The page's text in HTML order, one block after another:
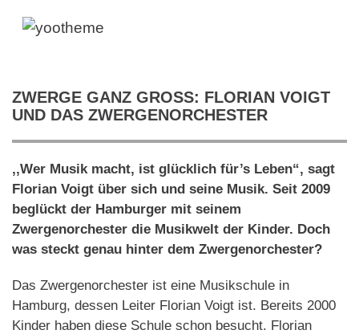
ZWERGE GANZ GROSS: FLORIAN VOIGT U
ND DAS ZWERGENORCHESTER
,,Wer Musik macht, ist glücklich für’s Leben“, sagt
Florian Voigt über sich und seine Musik. Seit 2009
beglückt der Hamburger mit seinem
Zwergenorchester die Musikwelt der Kinder. Doch
was steckt genau hinter dem Zwergenorchester?
Das Zwergenorchester ist eine Musikschule in
Hamburg, dessen Leiter Florian Voigt ist. Bereits 2000
Kinder haben diese Schule schon besucht. Florian